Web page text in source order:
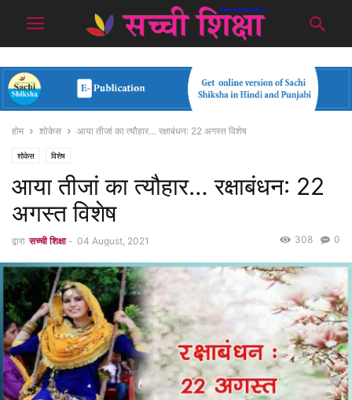
होम शोकेस आया तीजां का त्यौहार… रक्षाबंधन: 22 अगस्त विशेष
शोकेस विशेष
आया तीजां का त्यौहार… रक्षाबंधन: 22
अगस्त विशेष
द्वारा सच्ची शिक्षा - 04 August, 2021 0
308